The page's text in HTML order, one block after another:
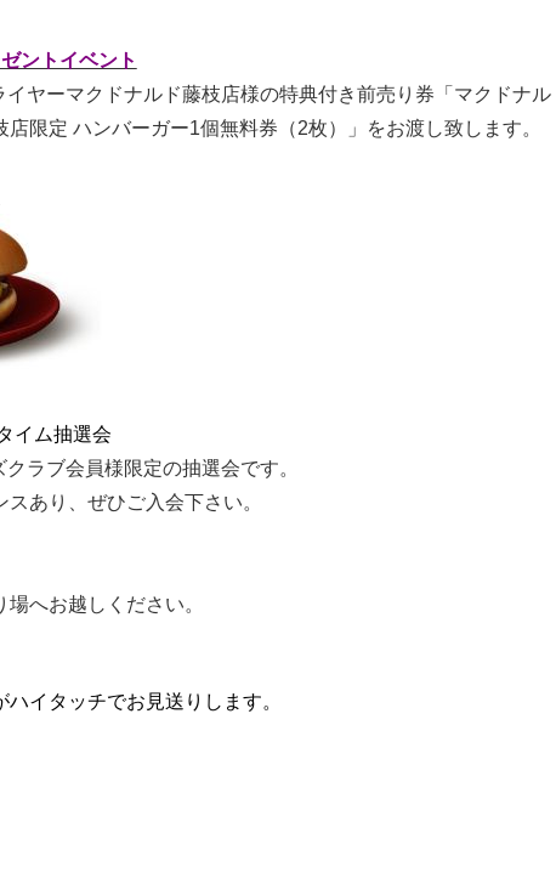
ントイベント
ヤーマクドナルド藤枝店様の特典付き前売り券「マクドナ
限定 ハンバーガー1個無料券（2枚）」をお渡し致します。
イム抽選会
ラブ会員様限定の抽選会です。
あり、ぜひご入会下さい。
へお越しください。
イタッチでお見送りします。